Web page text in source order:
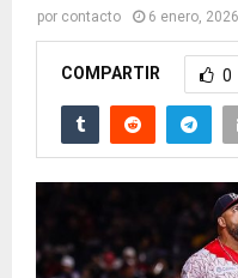
por contacto 6 enero, 2026
COMPARTIR 0